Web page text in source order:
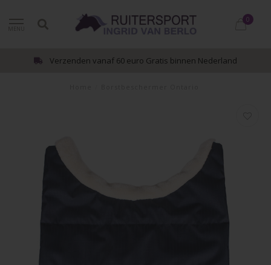
0
Verzenden vanaf 60 euro Gratis binnen Nederland